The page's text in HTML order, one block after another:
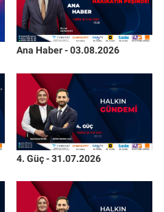
Ana Haber - 03.08.2026
4. Güç - 31.07.2026